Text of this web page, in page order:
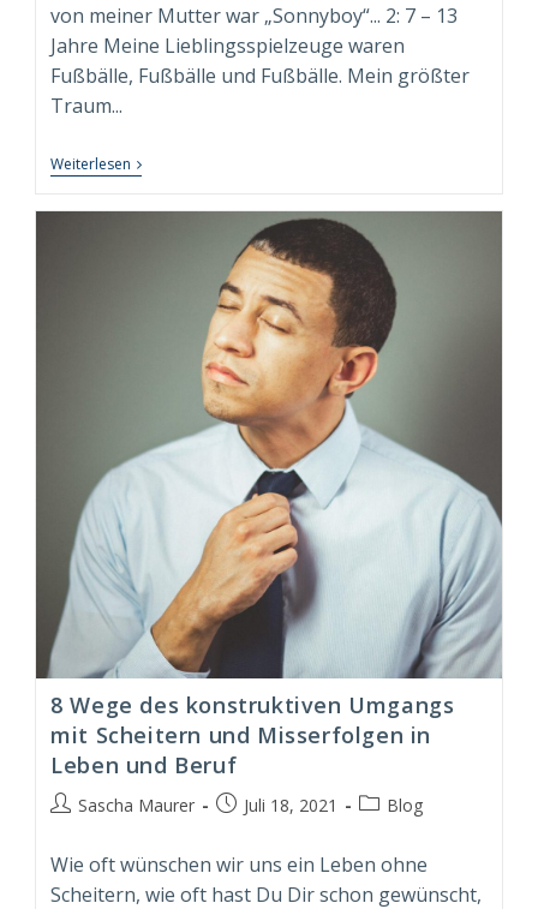
von meiner Mutter war „Sonnyboy“... 2: 7 – 13
Jahre Meine Lieblingsspielzeuge waren
Fußbälle, Fußbälle und Fußbälle. Mein größter
Traum...
Weiterlesen 9+1
FUN
8 Wege des konstruktiven Umgangs
mit Scheitern und Misserfolgen in
Leben und Beruf
Beitrags-
Sascha Maurer
BeitragJuli 18, 2021
Beitrags-
Blog
Wie oft wünschen wir uns ein Leben ohne
Scheitern, wie oft hast Du Dir schon gewünscht,